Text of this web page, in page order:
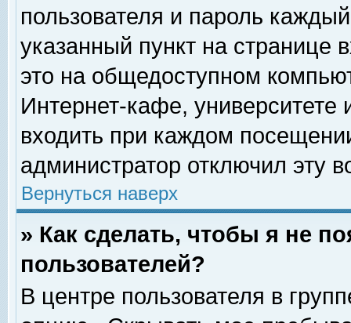
пользователя и пароль
указанный пункт на
это на общедоступном
Интернет-кафе, университете
входить при каждом
администратор отключил эту
Вернуться наверх
» Как сделать, чтобы я не
пользователей?
В центре пользователя в